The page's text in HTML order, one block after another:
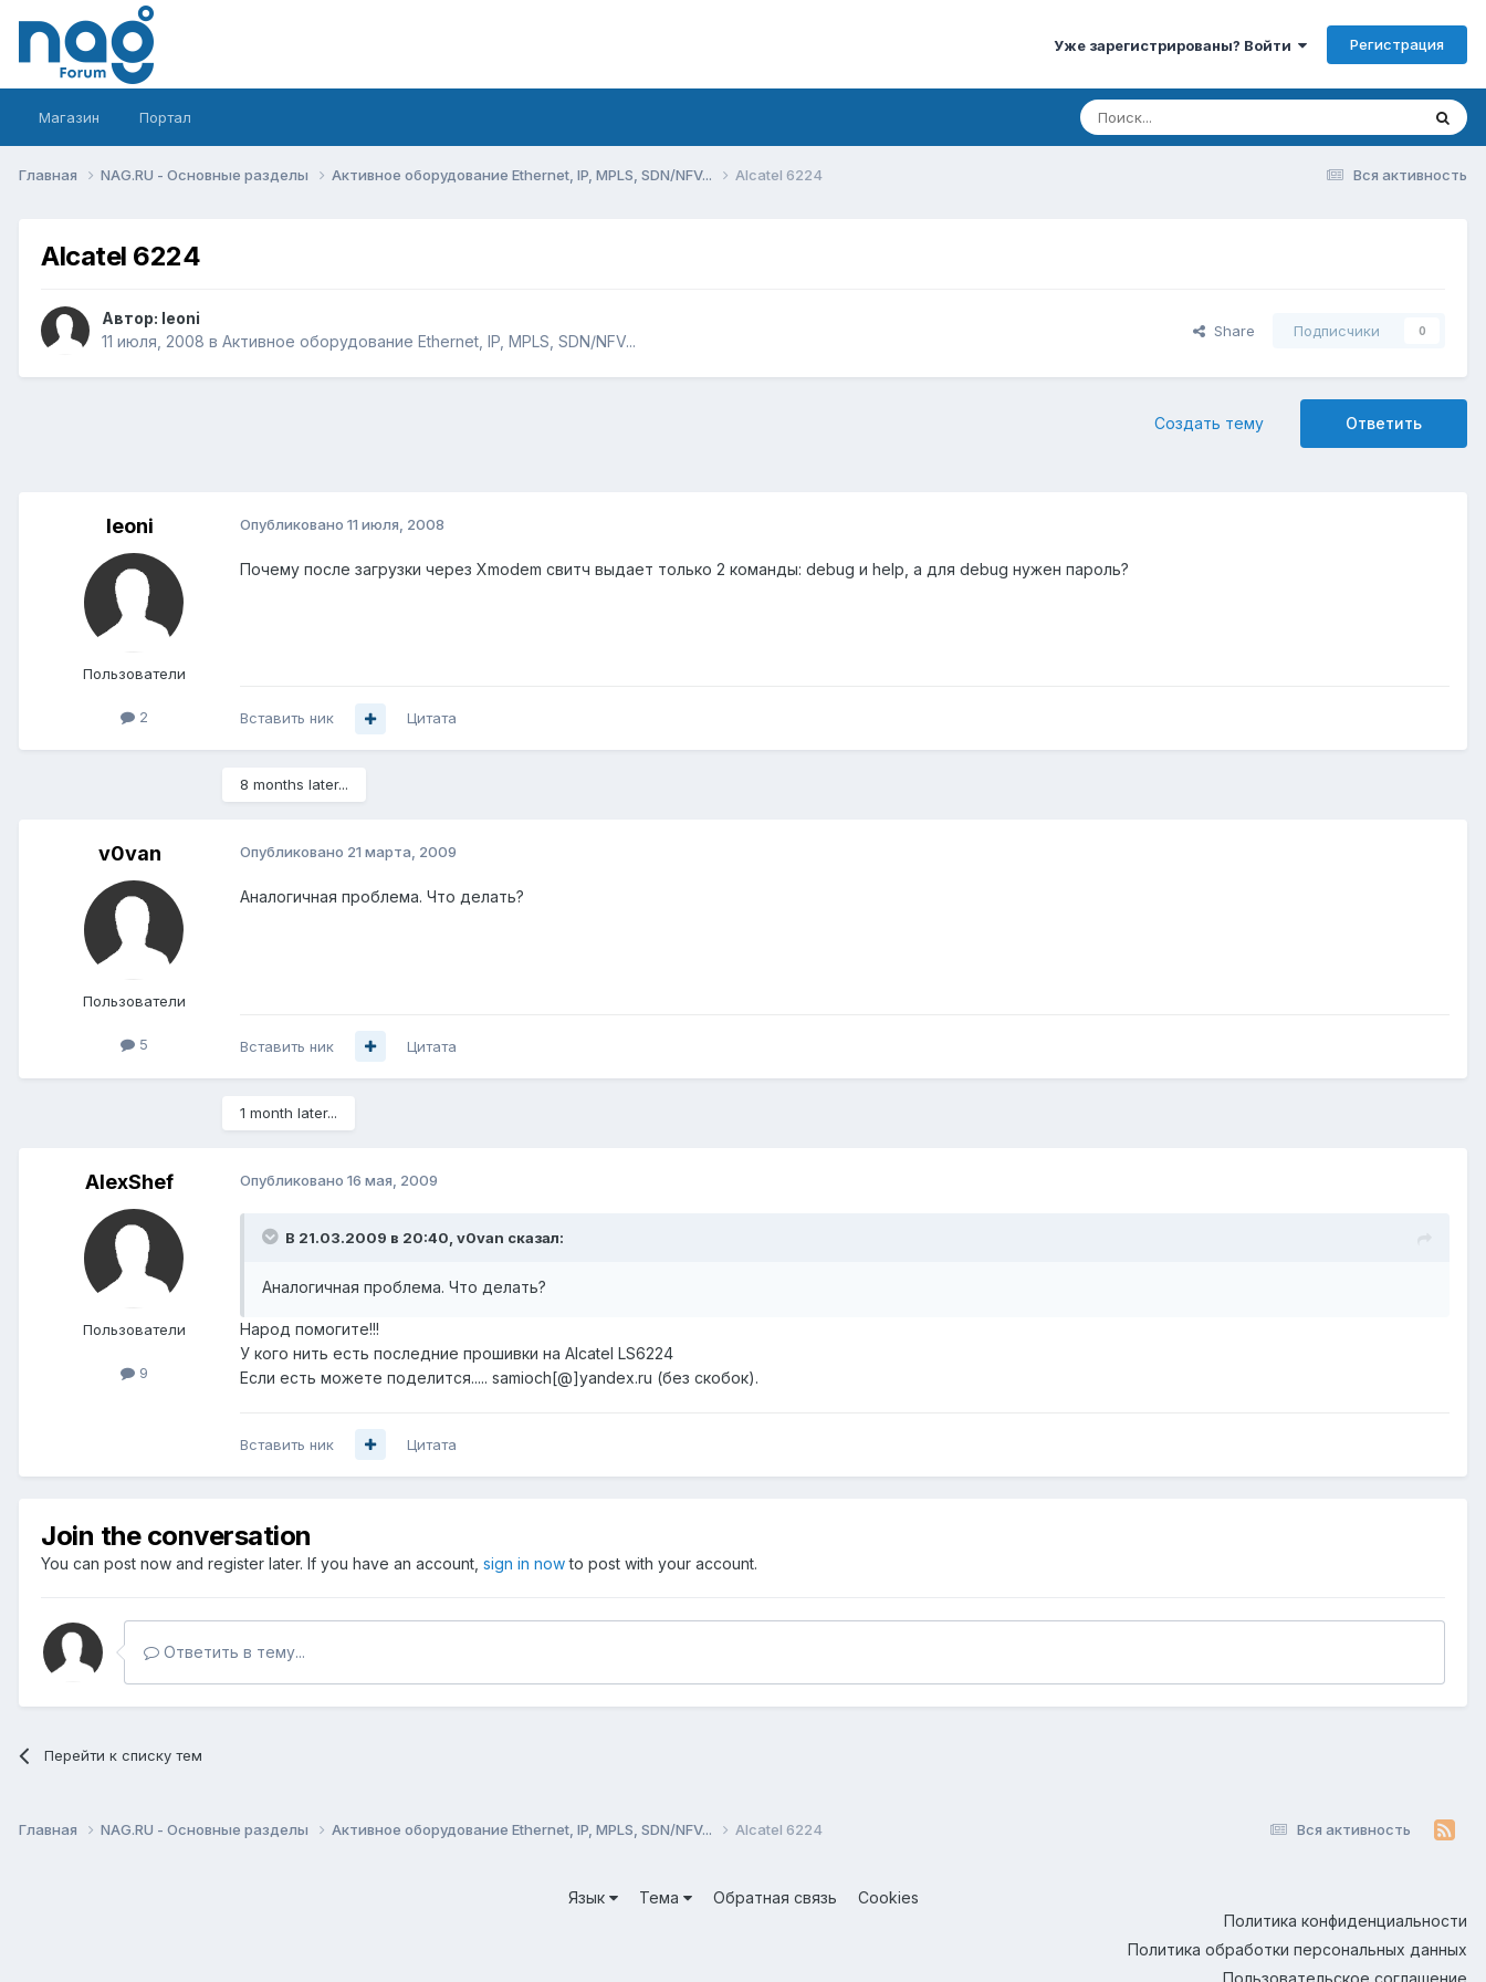
Уже зарегистрированы? Войти Регистрация
Магазин Портал
Вся активность
Главная NAG.RU - Основные разделы Активное оборудование Ethernet, IP, MPLS, SDN/NFV... Alcatel 6224
Alcatel 6224
Автор: leoni
11 июля, 2008 в Активное оборудование Ethernet, IP, MPLS, SDN/NFV...
Share Подписчики 0
Ответить
Создать тему
leoni
Пользователи
2
Опубликовано 11 июля, 2008
Почему после загрузки через Xmodem свитч выдает только 2 команды: debug и help, а для debug нужен пароль?
Вставить ник Цитата
8 months later...
v0van
Пользователи
5
Опубликовано 21 марта, 2009
Аналогичная проблема. Что делать?
Вставить ник Цитата
1 month later...
AlexShef
Пользователи
9
Опубликовано 16 мая, 2009
В 21.03.2009 в 20:40, v0van сказал:
Аналогичная проблема. Что делать?
Народ помогите!!!
У кого нить есть последние прошивки на Alcatel LS6224
Если есть можете поделится..... samioch[@]yandex.ru (без скобок).
Вставить ник Цитата
Join the conversation
You can post now and register later. If you have an account, sign in nowto post with your account.
Ответить в тему...
Перейти к списку тем
Вся активность
Главная NAG.RU - Основные разделы Активное оборудование Ethernet, IP, MPLS, SDN/NFV... Alcatel 6224
Язык Тема Обратная связь
Cookies
Политика конфиденциальности
Политика обработки персональных данных